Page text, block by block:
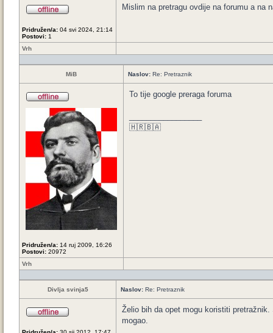
Pridružen/a: 04 svi 2024, 21:14
Postovi: 1
Mislim na pretragu ovdije na forumu a na
Vrh
MiB Naslov: Re: Pretraznik
Pridružen/a: 14 ruj 2009, 16:26
Postovi: 20972
To tije google preraga foruma
🇭🇷🇧🇦
Vrh
Divlja svinja5 Naslov: Re: Pretraznik
Želio bih da opet mogu koristiti
mogao.